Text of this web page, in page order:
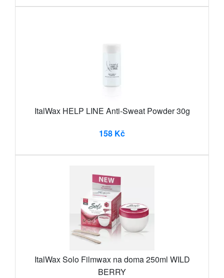
ItalWax HELP LINE Anti-Sweat Powder 30g
158 Kč
ItalWax Solo Filmwax na doma 250ml WILD
BERRY